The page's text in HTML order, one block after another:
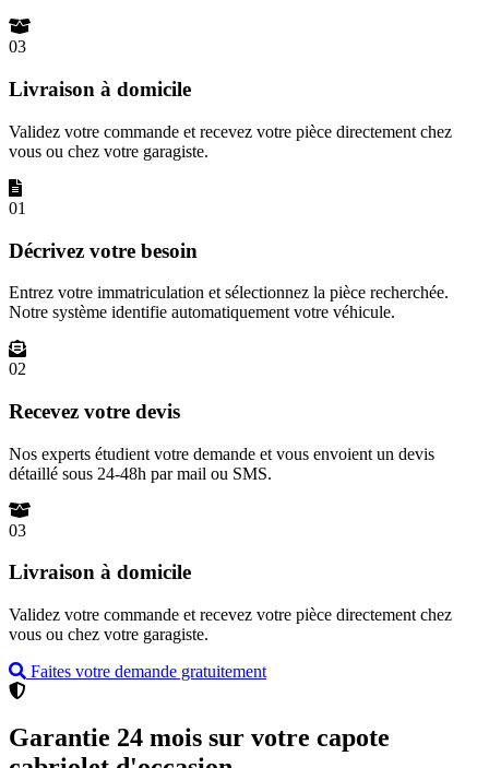
03
Livraison à domicile
Validez votre commande et recevez votre pièce directement chez
vous ou chez votre garagiste.
01
Décrivez votre besoin
Entrez votre immatriculation et sélectionnez la pièce recherchée.
Notre système identifie automatiquement votre véhicule.
02
Recevez votre devis
Nos experts étudient votre demande et vous envoient un devis
détaillé sous 24-48h par mail ou SMS.
03
Livraison à domicile
Validez votre commande et recevez votre pièce directement chez
vous ou chez votre garagiste.
Faites votre demande gratuitement
Garantie 24 mois sur votre capote